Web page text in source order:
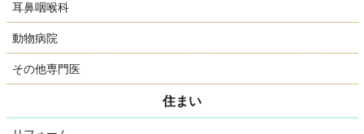
耳鼻咽喉科
動物病院
その他専門医
住まい